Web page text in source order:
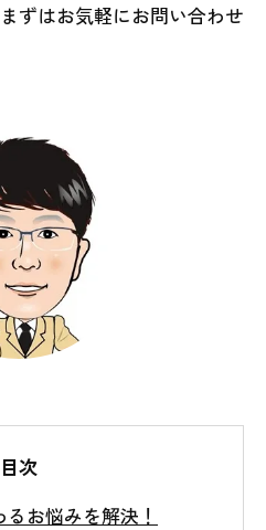
ずはお気軽にお問い合わせ
目次
お悩みを解決！